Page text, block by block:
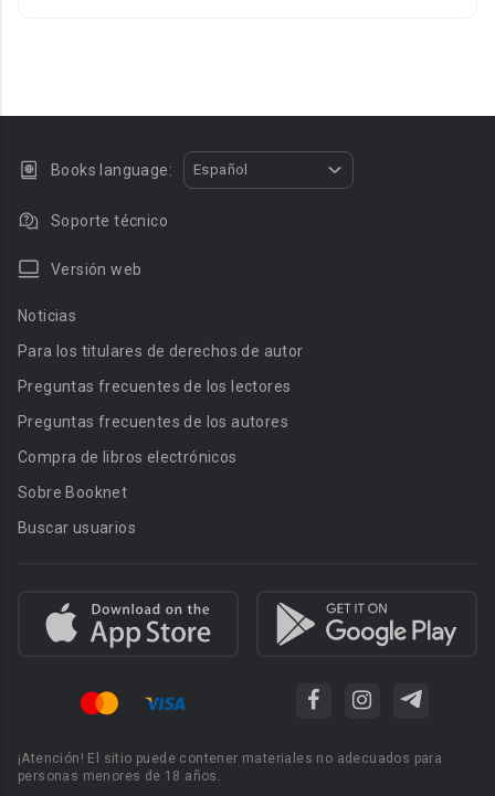
Books language: Español
Soporte técnico
Versión web
Noticias
Para los titulares de derechos de autor
Preguntas frecuentes de los lectores
Preguntas frecuentes de los autores
Compra de libros electrónicos
Sobre Booknet
Buscar usuarios
¡Atención! El sitio puede contener materiales no adecuados para
personas menores de 18 años.